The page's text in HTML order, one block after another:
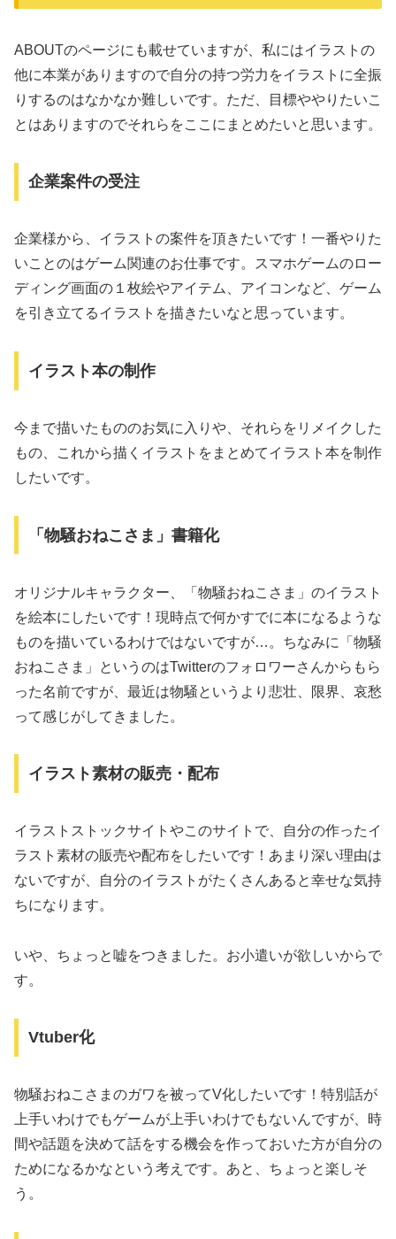
ABOUTのページにも載せていますが、私にはイラストの
他に本業がありますので自分の持つ労力をイラストに全振
りするのはなかなか難しいです。ただ、目標ややりたいこ
とはありますのでそれらをここにまとめたいと思います。
企業案件の受注
企業様から、イラストの案件を頂きたいです！一番やりた
いことのはゲーム関連のお仕事です。スマホゲームのロー
ディング画面の１枚絵やアイテム、アイコンなど、ゲーム
を引き立てるイラストを描きたいなと思っています。
イラスト本の制作
今まで描いたもののお気に入りや、それらをリメイクした
もの、これから描くイラストをまとめてイラスト本を制作
したいです。
「物騒おねこさま」書籍化
オリジナルキャラクター、「物騒おねこさま」のイラスト
を絵本にしたいです！現時点で何かすでに本になるような
ものを描いているわけではないですが…。ちなみに「物騒
おねこさま」というのはTwitterのフォロワーさんからもら
った名前ですが、最近は物騒というより悲壮、限界、哀愁
って感じがしてきました。
イラスト素材の販売・配布
イラストストックサイトやこのサイトで、自分の作ったイ
ラスト素材の販売や配布をしたいです！あまり深い理由は
ないですが、自分のイラストがたくさんあると幸せな気持
ちになります。
いや、ちょっと嘘をつきました。お小遣いが欲しいからで
す。
Vtuber化
物騒おねこさまのガワを被ってV化したいです！特別話が
上手いわけでもゲームが上手いわけでもないんですが、時
間や話題を決めて話をする機会を作っておいた方が自分の
ためになるかなという考えです。あと、ちょっと楽しそ
う。